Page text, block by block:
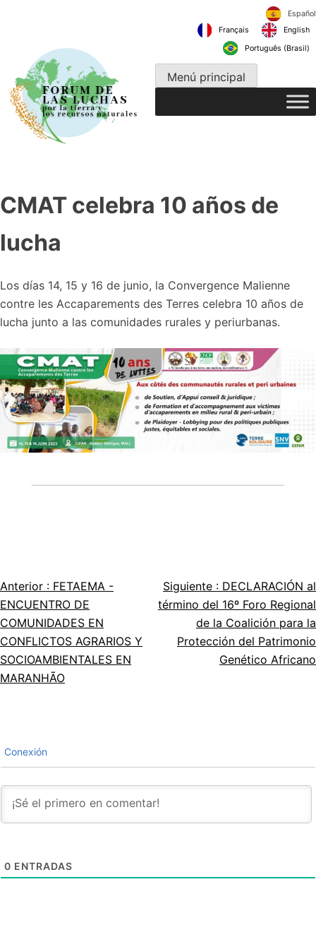
Français
Português
Menú principal
CMAT celebra 10 años de
lucha
Los días 14, 15 y 16 de junio, la Convergence Malienne
contre les Accaparements des Terres celebra 10 años de
lucha junto a las comunidades rurales y periurbanas.
Navegación
por
el
artículo
Anterior : FETAEMA -
ENCUENTRO DE
COMUNIDADES EN
CONFLICTOS AGRARIOS Y
SOCIOAMBIENTALES EN
MARANHÃO
Siguiente : DECLARACIÓN al
término del 16º Foro Regional
de la Coalición para la
Protección del Patrimonio
Genético Africano
Conexión
0 ENTRADAS